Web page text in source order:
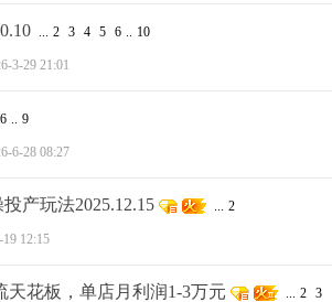
... 2 3 4 5 6 .. 10
3-29 21:01
6 .. 9
6-28 08:27
产玩法2025.12.15 ... 2
12:15
天花板，单店月利润1-3万元 ... 2 3